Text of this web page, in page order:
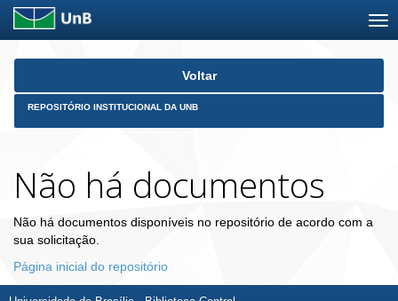
Skip
Voltar
REPOSITÓRIO INSTITUCIONAL DA UNB
Não há documentos
Não há documentos disponíveis no repositório de acordo com a
sua solicitação.
Página inicial do repositório